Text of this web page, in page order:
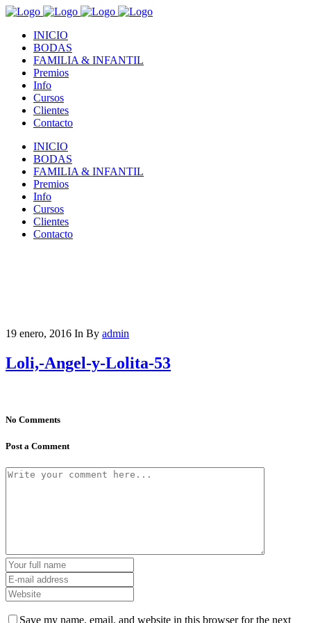
INICIO
BODAS
FAMILIA & INFANTIL
Premios
Info
Cursos
Clientes
Contacto
INICIO
BODAS
FAMILIA & INFANTIL
Premios
Info
Cursos
Clientes
Contacto
19 enero, 2016 In By admin
Loli,-Angel-y-Lolita-53
No Comments
Post a Comment
Save my name, email, and website in this browser for the next